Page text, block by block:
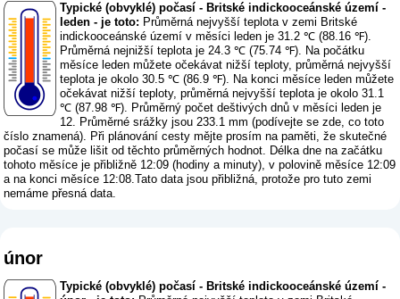
Typické (obvyklé) počasí - Britské indickooceánské území -
leden - je toto: Průměrná nejvyšší teplota v zemi Britské
indickooceánské území v měsíci leden je 31.2 ℃ (88.16 ℉).
Průměrná nejnižší teplota je 24.3 ℃ (75.74 ℉). Na počátku
měsíce leden můžete očekávat nižší teploty, průměrná nejvyšší
teplota je okolo 30.5 ℃ (86.9 ℉). Na konci měsíce leden můžete
očekávat nižší teploty, průměrná nejvyšší teplota je okolo 31.1
℃ (87.98 ℉). Průměrný počet deštivých dnů v měsíci leden je
12. Průměrné srážky jsou 233.1 mm (podívejte se zde, co toto
číslo znamená). Při plánování cesty mějte prosím na paměti, že skutečné
počasí se může lišit od těchto průměrných hodnot. Délka dne na začátku
tohoto měsíce je přibližně 12:09 (hodiny a minuty), v polovině měsíce 12:09
a na konci měsíce 12:08.Tato data jsou přibližná, protože pro tuto zemi
nemáme přesná data.
únor
Typické (obvyklé) počasí - Britské indickooceánské území -